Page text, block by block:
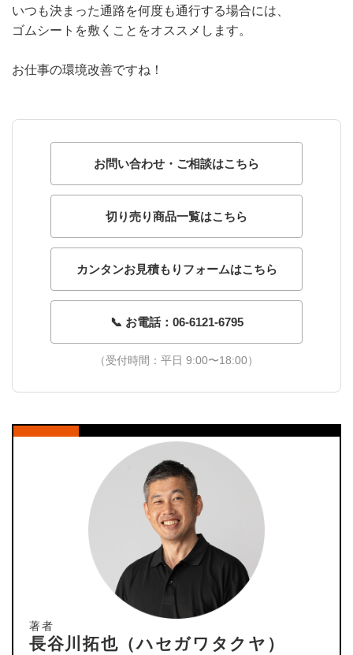
いつも決まった通路を何度も通行する場合には、
ゴムシートを敷くことをオススメします。
お仕事の環境改善ですね！
お問い合わせ・ご相談はこちら
切り売り商品一覧はこちら
カンタンお見積もりフォームはこちら
📞 お電話：06-6121-6795
（受付時間：平日 9:00〜18:00）
著者
長谷川拓也（ハセガワタクヤ）